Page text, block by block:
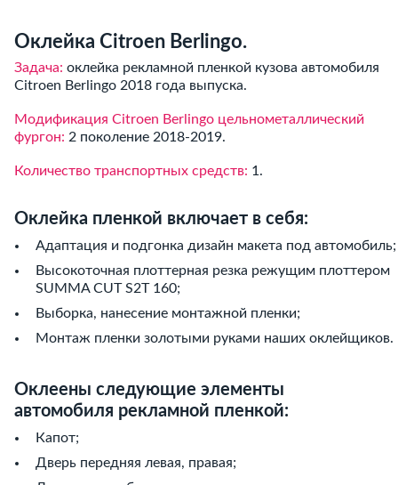
Оклейка Citroen Berlingo.
Задача: оклейка рекламной пленкой кузова автомобиля
Citroen Berlingo 2018 года выпуска.
Модификация Citroen Berlingo цельнометаллический
фургон: 2 поколение 2018-2019.
Количество транспортных средств: 1.
Оклейка пленкой включает в себя:
Адаптация и подгонка дизайн макета под автомобиль;
Высокоточная плоттерная резка режущим плоттером
SUMMA CUT S2T 160;
Выборка, нанесение монтажной пленки;
Монтаж пленки золотыми руками наших оклейщиков.
Оклеены следующие элементы
автомобиля рекламной пленкой:
Капот;
Дверь передняя левая, правая;